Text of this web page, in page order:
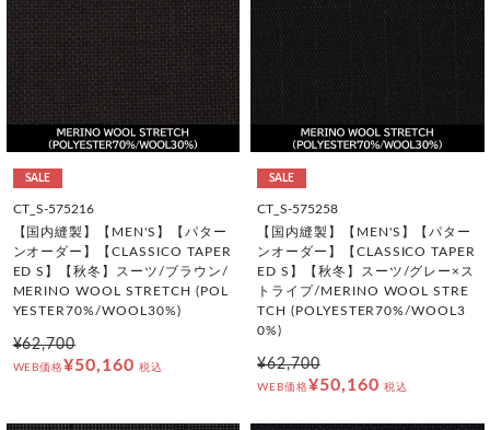
SALE
CT_S-575216
【国内縫製】【MEN'S】【パター
ンオーダー】【CLASSICO TAPER
ED S】【秋冬】スーツ/ブラウン/
MERINO WOOL STRETCH (POL
YESTER70%/WOOL30%)
¥62,700
WEB価格¥50,160 税込
SALE
CT_S-575258
【国内縫製】【MEN'S】【パター
ンオーダー】【CLASSICO TAPER
ED S】【秋冬】スーツ/グレー×ス
トライプ/MERINO WOOL STRE
TCH (POLYESTER70%/WOOL3
0%)
¥62,700
WEB価格¥50,160 税込